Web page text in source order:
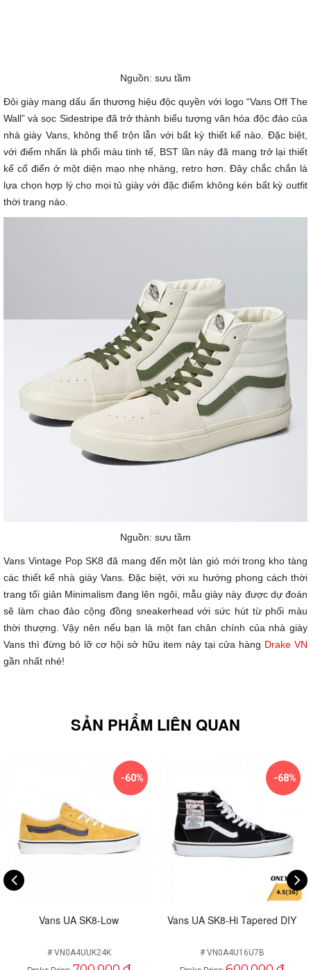
Nguồn: sưu tầm
Đôi giày mang dấu ấn thương hiệu độc quyền với logo “Vans Off The
Wall” và sọc Sidestripe đã trở thành biểu tượng văn hóa độc đáo của
nhà giày Vans, không thể trộn lẫn với bất kỳ thiết kế nào. Đặc biệt,
với điểm nhấn là phối màu tinh tế, BST lần này đã mang trở lại thiết
kế cổ điển ở một diện mạo nhẹ nhàng, retro hơn. Đây chắc chắn là
lựa chọn hợp lý cho mọi tủ giày với đặc điểm không kén bất kỳ outfit
thời trang nào.
Nguồn: sưu tầm
Vans Vintage Pop SK8 đã mang đến một làn gió mới trong kho tàng
các thiết kế nhà giày Vans. Đặc biệt, với xu hướng phong cách thời
trang tối giản Minimalism đang lên ngôi, mẫu giày này được dự đoán
sẽ làm chao đảo cộng đồng sneakerhead với sức hút từ phối màu
thời thượng. Vậy nên nếu bạn là một fan chân chính của nhà giày
Vans thì đừng bỏ lỡ cơ hội sở hữu item này tại cửa hàng Drake VN
gần nhất nhé!
SẢN PHẨM LIÊN QUAN
-60%
Vans UA SK8-Low
# VN0A4UUK24K
-68%
Vans UA SK8-Hi Tapered DIY
# VN0A4U16U7B